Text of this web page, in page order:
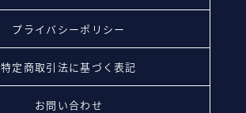
プライバシーポリシー
特定商取引法に基づく表記
お問い合わせ